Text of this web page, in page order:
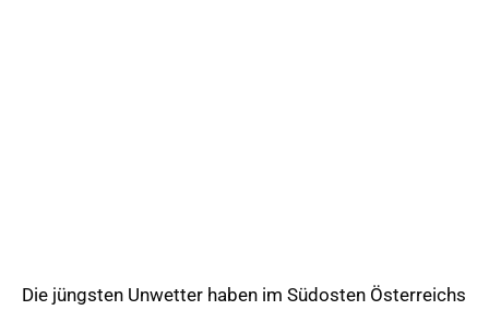
Die jüngsten Unwetter haben im Südosten Österreichs